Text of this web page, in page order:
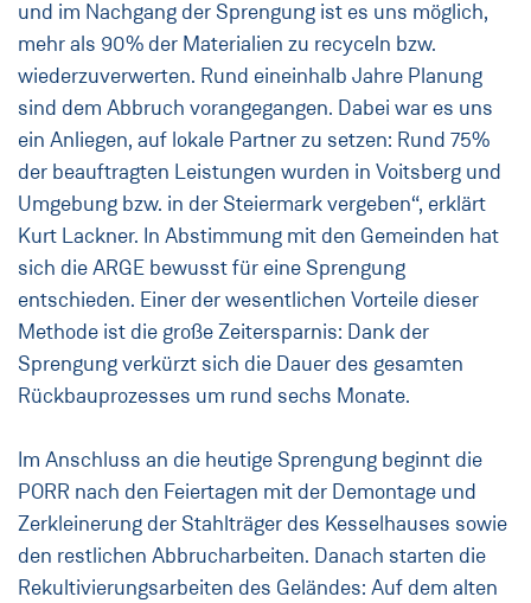
und im Nachgang der Sprengung ist es uns möglich,
mehr als 90% der Materialien zu recyceln bzw.
wiederzuverwerten. Rund eineinhalb Jahre Planung
sind dem Abbruch vorangegangen. Dabei war es uns
ein Anliegen, auf lokale Partner zu setzen: Rund 75%
der beauftragten Leistungen wurden in Voitsberg und
Umgebung bzw. in der Steiermark vergeben“, erklärt
Kurt Lackner. In Abstimmung mit den Gemeinden hat
sich die ARGE bewusst für eine Sprengung
entschieden. Einer der wesentlichen Vorteile dieser
Methode ist die große Zeitersparnis: Dank der
Sprengung verkürzt sich die Dauer des gesamten
Rückbauprozesses um rund sechs Monate.
Im Anschluss an die heutige Sprengung beginnt die
PORR nach den Feiertagen mit der Demontage und
Zerkleinerung der Stahlträger des Kesselhauses sowie
den restlichen Abbrucharbeiten. Danach starten die
Rekultivierungsarbeiten des Geländes: Auf dem alten